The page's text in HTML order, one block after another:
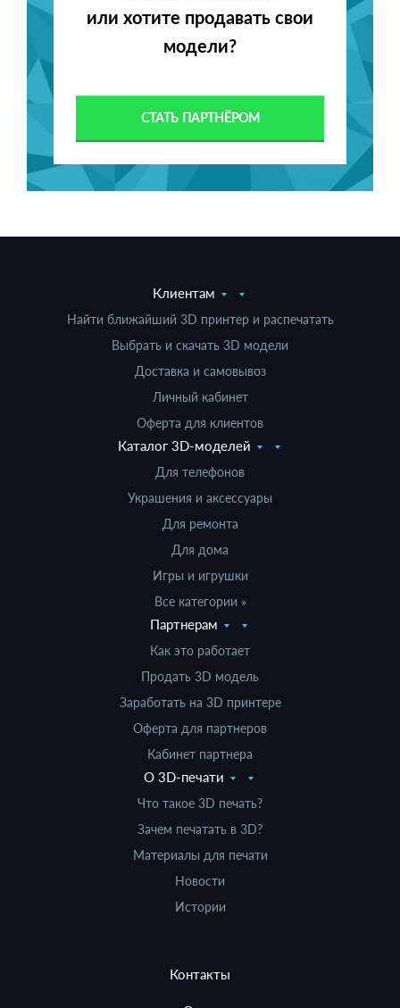
или хотите продавать свои
модели?
СТАТЬ ПАРТНЁРОМ
Клиентам
Найти ближайший 3D принтер и распечатать
Выбрать и скачать 3D модели
Доставка и самовывоз
Личный кабинет
Оферта для клиентов
Каталог 3D-моделей
Для телефонов
Украшения и аксессуары
Для ремонта
Для дома
Игры и игрушки
Все категории »
Партнерам
Как это работает
Продать 3D модель
Заработать на 3D принтере
Оферта для партнеров
Кабинет партнера
О 3D-печати
Что такое 3D печать?
Зачем печатать в 3D?
Материалы для печати
Новости
Истории
Контакты